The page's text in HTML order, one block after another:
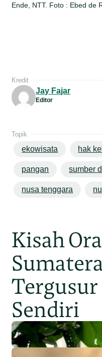
Ende, NTT. Foto : Ebed de
Kredit
Jay Fajar
Editor
Topik
ekowisata hak
pangan sumber
nusa tenggara
Kisah
Sendiri